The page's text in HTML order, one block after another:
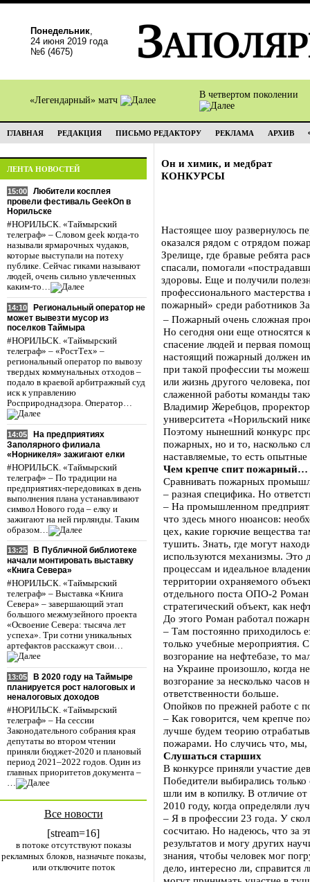
Понедельник,
24 июня 2019 года
№6 (4675)
«Легендарный» матч
В четвертом поколении
ГЛАВНАЯ РЕДАКЦИЯ ПИСЬМО РЕДАКТОРУ РЕКЛАМА АРХИВ
ЛЕНТА НОВОСТЕЙ
15:00
Любители косплея
провели фестиваль GeekOn в
Норильске
#НОРИЛЬСК. «Таймырский
телеграф» – Словом geek когда-то
называли ярмарочных чудаков,
которые выступали на потеху
публике. Сейчас гиками называют
людей, очень сильно увлеченных
каким-то…
14:10
Региональный оператор не
может вывезти мусор из
поселков Таймыра
#НОРИЛЬСК. «Таймырский
телеграф» – «РостТех» –
региональный оператор по вывозу
твердых коммунальных отходов –
подало в краевой арбитражный суд
иск к управлению
Росприроднадзора. Оператор…
14:05
На предприятиях
Заполярного филиала
«Норникеля» зажигают елки
#НОРИЛЬСК. «Таймырский
телеграф» – По традиции на
предприятиях-передовиках в день
выполнения плана устанавливают
символ Нового года – елку и
зажигают на ней гирлянды. Таким
образом…
13:25
В Публичной библиотеке
начали монтировать выставку
«Книга Севера»
#НОРИЛЬСК. «Таймырский
телеграф» – Выставка «Книга
Севера» – завершающий этап
большого межмузейного проекта
«Освоение Севера: тысяча лет
успеха». Три сотни уникальных
артефактов расскажут свои…
13:05
В 2020 году на Таймыре
планируется рост налоговых и
неналоговых доходов
#НОРИЛЬСК. «Таймырский
телеграф» – На сессии
Законодательного собрания края
депутаты во втором чтении
приняли бюджет-2020 и плановый
период 2021–2022 годов. Один из
главных приоритетов документа –
…
Все новости
[stream=16]
в потоке отсутствуют показы
рекламных блоков, назначьте показы,
или отключите поток
Он и химик, и медбрат
КОНКУРСЫ
Настоящее шоу развернулось
оказался рядом с отрядом
Зрелище, где бравые ребята
спасали, помогали
здоровы. Еще и получили
профессионального
пожарный» среди работников
– Пожарный очень сложная
Но сегодня они еще относятся
спасение людей и первая
настоящий пожарный должен
при такой профессии ты
или жизнь другого человека,
слаженной работы команды
Владимир Жеребцов,
университета «Норильский
Поэтому нынешний конкурс
пожарных, но и то, насколько
наставляемые, то есть
Чем крепче спит пожарный…
Сравнивать пожарных
– разная специфика. Но
– На промышленном
что здесь много нюансов:
цех, какие горючие вещества
тушить. Знать, где могут
используются механизмы. Это
процессам и идеальное
территории охраняемого
отдельного поста ОПО-2
стратегический объект, как
До этого Роман работал
– Там постоянно приходилось
только учебные мероприятия.
возгорание на нефтебазе, то
на Украине произошло, когда
возгорание за несколько
ответственности больше.
Опойков по прежней работе с
– Как говорится, чем крепче
лучше будем теорию
пожарами. Но случись что,
Слушаться старших
В конкурсе приняли участие
Победители выбирались
шли им в копилку. В отличие
2010 году, когда определяли
– Я в профессии 23 года. У
сосчитаю. Но надеюсь, что за
результатов и могу других
знания, чтобы человек мог
дело, интересно ли, справится